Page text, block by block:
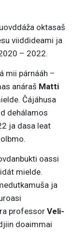
oktasaš
viiddideami ja
– 2022.
mii párnááh –
anáraš Matti
Čájáhusa
dehálamos
ja dasa leat
oassi
mielde.
ja
professor Veli-
doaimmai